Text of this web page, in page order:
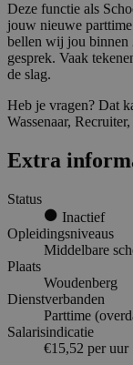
Deze functie als
jouw nieuwe
bellen wij jou binnen
gesprek. Vaak
de slag.
Heb je vragen? Dat
Wassenaar,
Extra
Status
Inactief
Opleidingsniveaus
Middelbare
Plaats
Woudenberg
Dienstverbanden
Parttime
Salarisindicatie
€15,52 per uur